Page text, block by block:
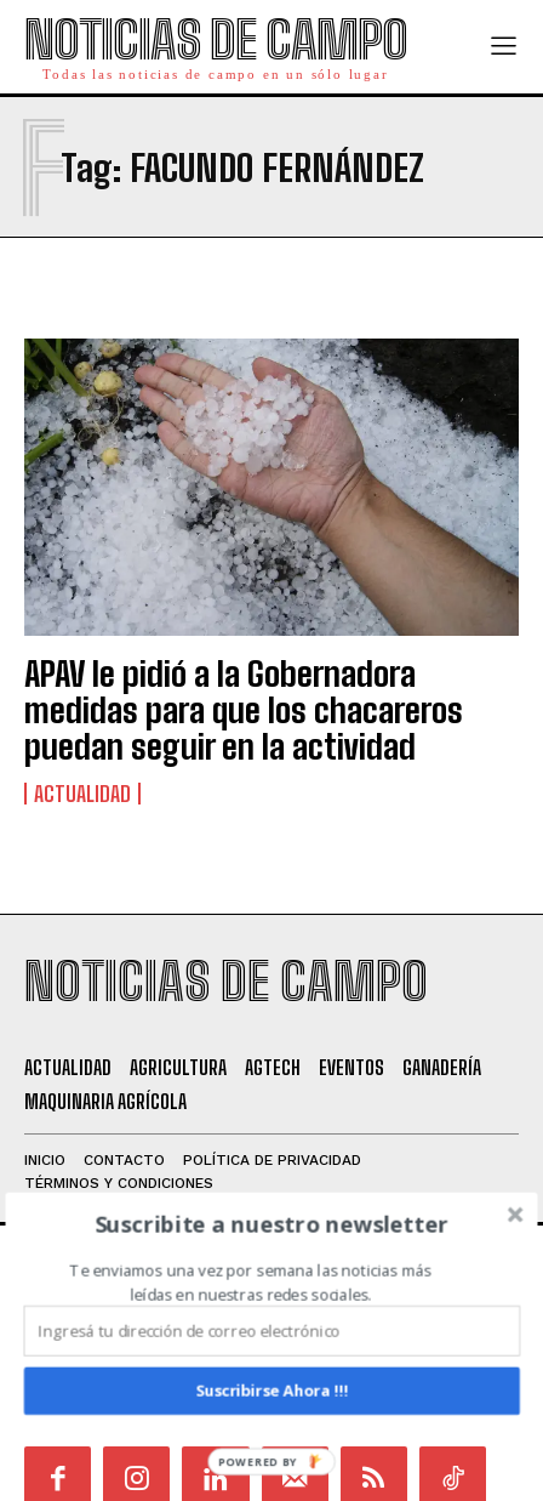
Leí y acepto laPolítica de Privacidad.
NOTICIAS DE CAMPO
Todas las noticias de campo en un sólo lugar
Tag: FACUNDO FERNÁNDEZ
F
APAV le pidió a la Gobernadora
medidas para que los chacareros
puedan seguir en la actividad
ACTUALIDAD
NOTICIAS DE CAMPO
ACTUALIDAD AGRICULTURA AGTECH EVENTOS
GANADERÍA
MAQUINARIA AGRÍCOLA
INICIO CONTACTO
POLÍTICA DE PRIVACIDAD
TÉRMINOS Y CONDICIONES
ACERCA DE NOSOTROS
Noticias de Campo es un medio independiente
focalizado en Redes Sociales que intenta aglutinar
todas las noticias del sector en un sólo lugar.
Suscribite a nuestro newsletter
Te enviamos una vez por semana las noticias más
leídas en nuestras redes sociales.
Suscribirse Ahora !!!
POWERED BY